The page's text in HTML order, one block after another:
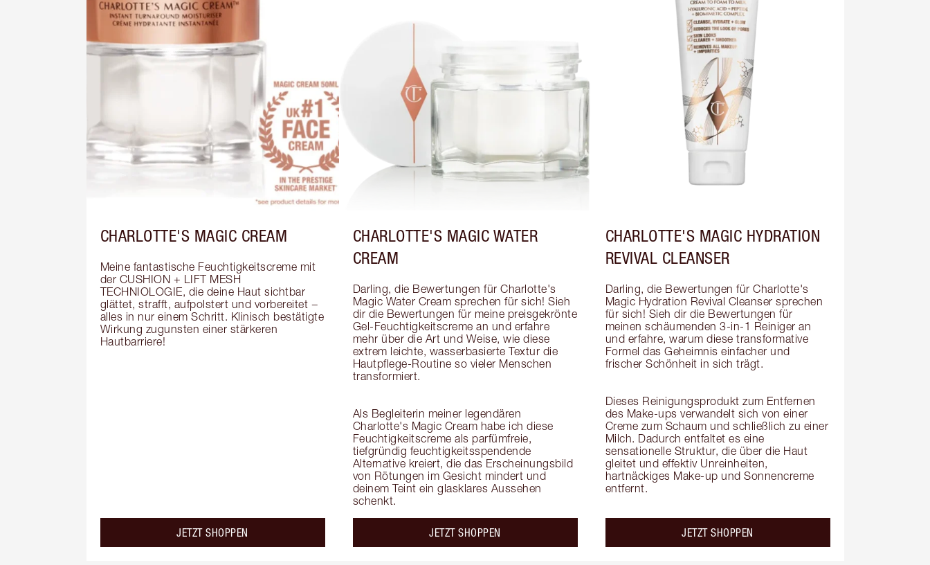
CHARLOTTE'S MAGIC CREAM
Meine fantastische Feuchtigkeitscreme mit
der CUSHION + LIFT MESH
TECHNIOLOGIE, die deine Haut sichtbar
glättet, strafft, aufpolstert und vorbereitet −
alles in nur einem Schritt. Klinisch bestätigte
Wirkung zugunsten einer stärkeren
Hautbarriere!
JETZT SHOPPEN
CHARLOTTE'S MAGIC WATER
CREAM
Darling, die Bewertungen für Charlotte's
Magic Water Cream sprechen für sich! Sieh
dir die Bewertungen für meine preisgekrönte
Gel-Feuchtigkeitscreme an und erfahre
mehr über die Art und Weise, wie diese
extrem leichte, wasserbasierte Textur die
Hautpflege-Routine so vieler Menschen
transformiert.
Als Begleiterin meiner legendären
Charlotte's Magic Cream habe ich diese
Feuchtigkeitscreme als parfümfreie,
tiefgründig feuchtigkeitsspendende
Alternative kreiert, die das Erscheinungsbild
von Rötungen im Gesicht mindert und
deinem Teint ein glasklares Aussehen
schenkt.
JETZT SHOPPEN
CHARLOTTE'S MAGIC HYDRATION
REVIVAL CLEANSER
Darling, die Bewertungen für Charlotte's
Magic Hydration Revival Cleanser sprechen
für sich! Sieh dir die Bewertungen für
meinen schäumenden 3-in-1 Reiniger an
und erfahre, warum diese transformative
Formel das Geheimnis einfacher und
frischer Schönheit in sich trägt.
Dieses Reinigungsprodukt zum Entfernen
des Make-ups verwandelt sich von einer
Creme zum Schaum und schließlich zu einer
Milch. Dadurch entfaltet es eine
sensationelle Struktur, die über die Haut
gleitet und effektiv Unreinheiten,
hartnäckiges Make-up und Sonnencreme
entfernt.
JETZT SHOPPEN